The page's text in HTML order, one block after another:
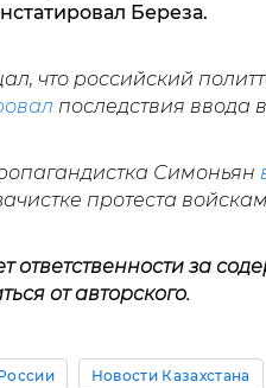
Береза.
что российский
последствия ввода
Симоньян
протеста
ответственности за
от авторского.
Новости Казахстана